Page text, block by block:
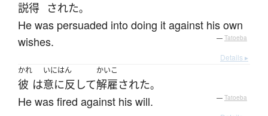
説得 された。
He was persuaded into doing it against his own
wishes.
— Tatoeba
Details ▸
かれ
彼 は
いにはん
意に反して
かいこ
解雇された。
He was fired against his will. — Tatoeba